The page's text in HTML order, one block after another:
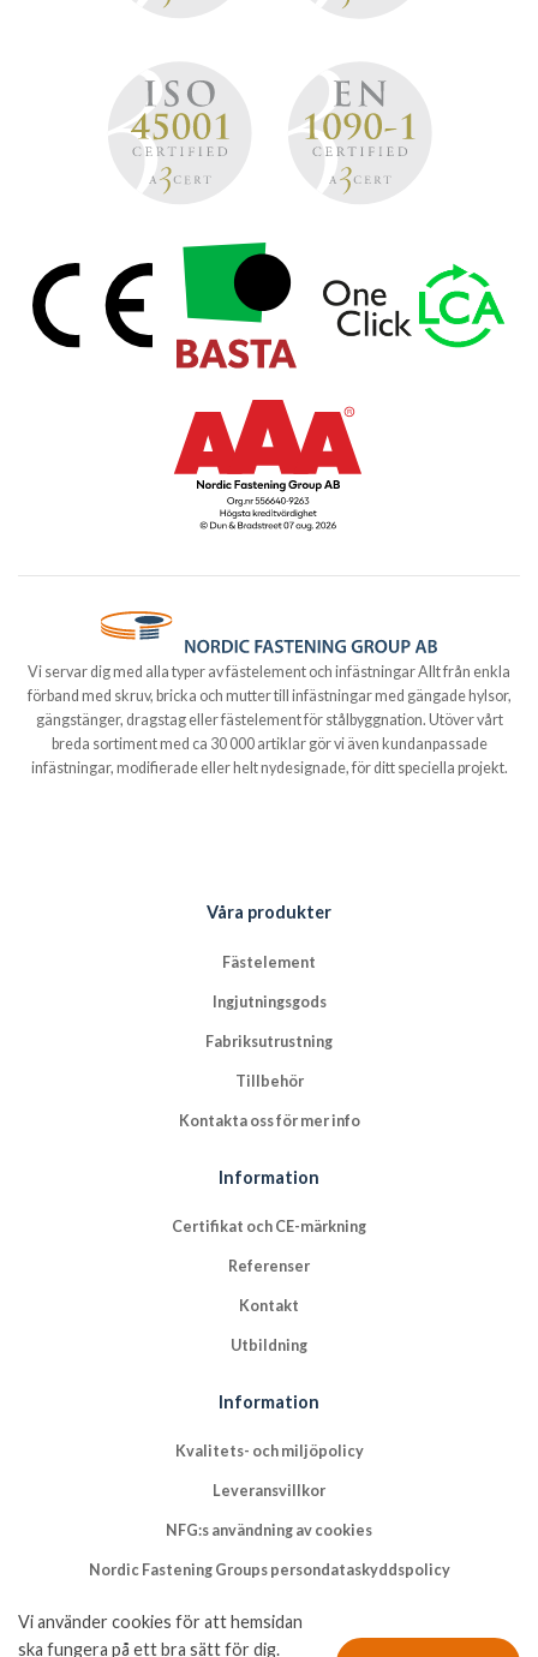
Vi servar dig med alla typer av fästelement och infästningar Allt från enkla
förband med skruv, bricka och mutter till infästningar med gängade hylsor,
gängstänger, dragstag eller fästelement för stålbyggnation. Utöver vårt
breda sortiment med ca 30 000 artiklar gör vi även kundanpassade
infästningar, modifierade eller helt nydesignade, för ditt speciella projekt.
Våra produkter
Fästelement
Ingjutningsgods
Fabriksutrustning
Tillbehör
Kontakta oss för mer info
Information
Certifikat och CE-märkning
Referenser
Kontakt
Utbildning
Information
Kvalitets- och miljöpolicy
Leveransvillkor
NFG:s användning av cookies
Nordic Fastening Groups persondataskyddspolicy
Vi använder cookies för att hemsidan
ska fungera på ett bra sätt för dig.